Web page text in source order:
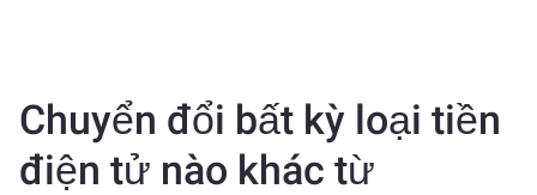
Chuyển đổi bất kỳ loại tiền
điện tử nào khác từ